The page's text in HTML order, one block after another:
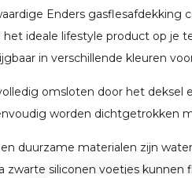
Enders
het ideale lifestyle product op je
in verschillende kleuren
omsloten door het deksel
worden dichtgetrokken
duurzame materialen zijn
zwarte siliconen voetjes kunnen